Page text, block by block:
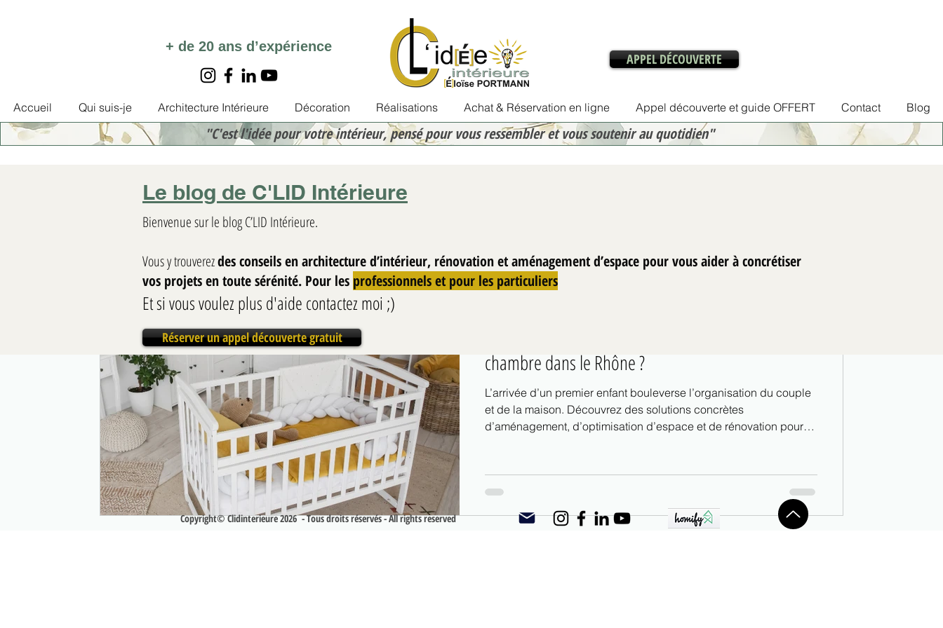
+ de 20 ans d’expérience
APPEL DÉCOUVERTE
Accueil Qui suis-je Architecture Intérieure Décoration Réalisations Achat & Réservation en ligne Appel découverte et guide OFFERT Contact Blog
"C'est l'idée pour votre intérieur, pensé pour vous ressembler et vous soutenir au quotidien"
chambre dans le Rhône ?
L’arrivée d’un premier enfant bouleverse l’organisation du couple
et de la maison. Découvrez des solutions concrètes
d’aménagement, d’optimisation d’espace et de rénovation pour
donne quelques clés pour accueillir au mieux ce petit bébé. Je
suis près de Lyon et je vous accompagne dans ce changement
Eloïse PORTMANN
3 mars
3 min de lecture
Le blog de C'LID Intérieure
Bienvenue sur le blog C’LID Intérieure.
Vous y trouverezdes conseils en architecture d’intérieur, rénovation et aménagement d’espace pour vous aider à concrétiser
vos projets en toute sérénité. Pour les professionnels et pour les particuliers
Et si vous voulez plus d'aide contactez moi ;)
Réserver un appel découverte gratuit
Copyright© Clidinterieure 2026 - Tous droits réservés - All rights reserved